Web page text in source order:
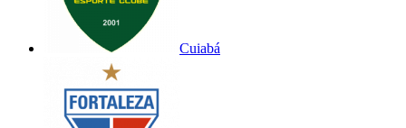
Cuiabá